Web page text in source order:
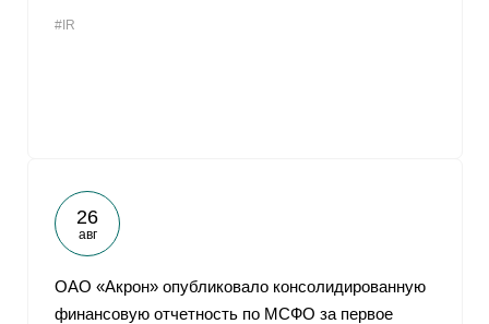
#IR
26
авг
ОАО «Акрон» опубликовало консолидированную
финансовую отчетность по МСФО за первое